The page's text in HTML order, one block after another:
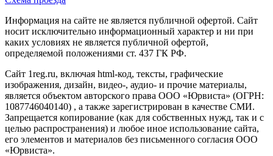
Информация на сайте не является публичной офертой. Cайт
носит исключительно информационный характер и ни при
каких условиях не является публичной офертой,
определяемой положениями ст. 437 ГК РФ.
Сайт 1reg.ru, включая html-код, тексты, графические
изображения, дизайн, видео-, аудио- и прочие материалы,
является объектом авторского права ООО «Юрвиста» (ОГРН:
1087746040140) , а также зарегистрирован в качестве СМИ.
Запрещается копирование (как для собственных нужд, так и с
целью распространения) и любое иное использование сайта,
его элементов и материалов без письменного согласия ООО
«Юрвиста».